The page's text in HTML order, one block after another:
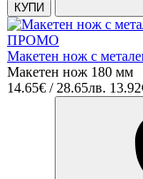
КУПИ
ПРОМО
Макетен нож с
Макетен нож 180 мм
14.65€ / 28.65лв.